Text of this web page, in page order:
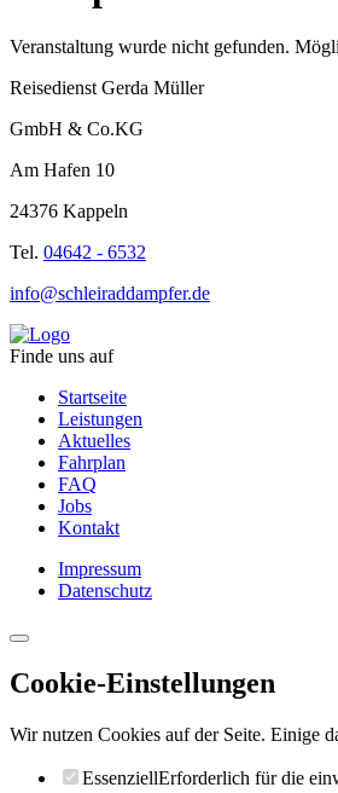
Veranstaltung wurde nicht gefunden.
Reisedienst Gerda Müller
GmbH & Co.KG
Am Hafen 10
24376 Kappeln
Tel. 04642 - 6532
info@schleiraddampfer.de
Finde uns auf
Startseite
Leistungen
Aktuelles
Fahrplan
FAQ
Jobs
Kontakt
Impressum
Datenschutz
Cookie-Einstellungen
Wir nutzen Cookies auf der Seite. Einige
EssenziellErforderlich für die